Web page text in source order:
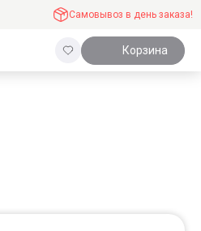
Самовывоз в день заказа!
Корзина